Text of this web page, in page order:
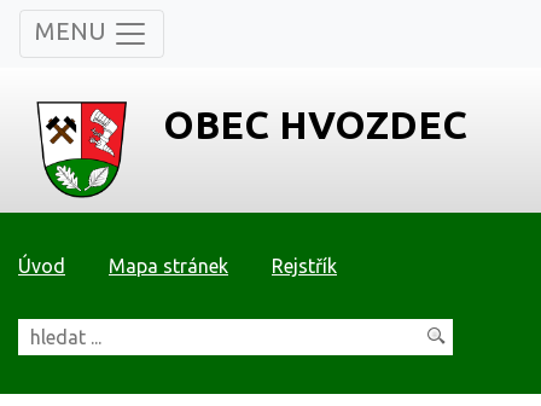
MENU
OBEC HVOZDEC
Úvod Mapa stránek Rejstřík